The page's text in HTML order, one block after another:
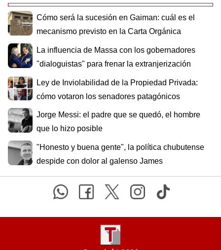
Cómo será la sucesión en Gaiman: cuál es el
mecanismo previsto en la Carta Orgánica
La influencia de Massa con los gobernadores
"dialoguistas" para frenar la extranjerización
Ley de Inviolabilidad de la Propiedad Privada:
cómo votaron los senadores patagónicos
Jorge Messi: el padre que se quedó, el hombre
que lo hizo posible
"Honesto y buena gente", la política chubutense
despide con dolor al galenso James